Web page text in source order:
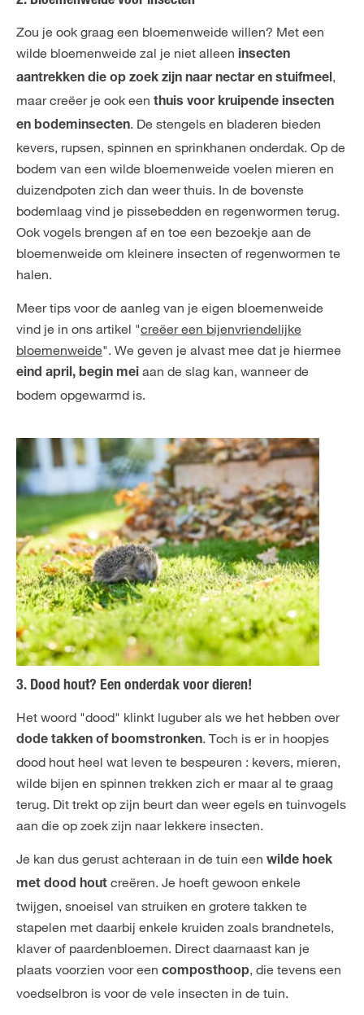
Zou je ook graag een bloemenweide willen? Met een
wilde bloemenweide zal je niet alleen insecten
aantrekken die op zoek zijn naar nectar en stuifmeel,
maar creëer je ook een thuis voor kruipende insecten
en bodeminsecten. De stengels en bladeren bieden
kevers, rupsen, spinnen en sprinkhanen onderdak. Op de
bodem van een wilde bloemenweide voelen mieren en
duizendpoten zich dan weer thuis. In de bovenste
bodemlaag vind je pissebedden en regenwormen terug.
Ook vogels brengen af en toe een bezoekje aan de
bloemenweide om kleinere insecten of regenwormen te
halen.
Meer tips voor de aanleg van je eigen bloemenweide
vind je in ons artikel "creëer een bijenvriendelijke
bloemenweide". We geven je alvast mee dat je hiermee
eind april, begin mei aan de slag kan, wanneer de
bodem opgewarmd is.
3. Dood hout? Een onderdak voor dieren!
Het woord "dood" klinkt luguber als we het hebben over
dode takken of boomstronken. Toch is er in hoopjes
dood hout heel wat leven te bespeuren : kevers, mieren,
wilde bijen en spinnen trekken zich er maar al te graag
terug. Dit trekt op zijn beurt dan weer egels en tuinvogels
aan die op zoek zijn naar lekkere insecten.
Je kan dus gerust achteraan in de tuin een wilde hoek
met dood hout creëren. Je hoeft gewoon enkele
twijgen, snoeisel van struiken en grotere takken te
stapelen met daarbij enkele kruiden zoals brandnetels,
klaver of paardenbloemen. Direct daarnaast kan je
plaats voorzien voor een composthoop, die tevens een
voedselbron is voor de vele insecten in de tuin.